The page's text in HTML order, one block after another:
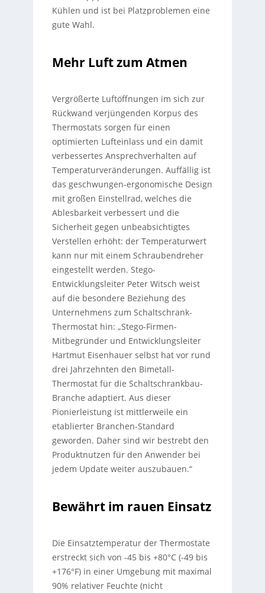
Kühlen und ist bei Platzproblemen eine
gute Wahl.
Mehr Luft zum Atmen
Vergrößerte Luftöffnungen im sich zur
Rückwand verjüngenden Korpus des
Thermostats sorgen für einen
optimierten Lufteinlass und ein damit
verbessertes Ansprechverhalten auf
Temperaturveränderungen. Auffällig ist
das geschwungen-ergonomische Design
mit großen Einstellrad, welches die
Ablesbarkeit verbessert und die
Sicherheit gegen unbeabsichtigtes
Verstellen erhöht: der Temperaturwert
kann nur mit einem Schraubendreher
eingestellt werden. Stego-
Entwicklungsleiter Peter Witsch weist
auf die besondere Beziehung des
Unternehmens zum Schaltschrank-
Thermostat hin: „Stego-Firmen-
Mitbegründer und Entwicklungsleiter
Hartmut Eisenhauer selbst hat vor rund
drei Jahrzehnten den Bimetall-
Thermostat für die Schaltschrankbau-
Branche adaptiert. Aus dieser
Pionierleistung ist mittlerweile ein
etablierter Branchen-Standard
geworden. Daher sind wir bestrebt den
Produktnutzen für den Anwender bei
jedem Update weiter auszubauen.“
Bewährt im rauen Einsatz
Die Einsatztemperatur der Thermostate
erstreckt sich von -45 bis +80°C (-49 bis
+176°F) in einer Umgebung mit maximal
90% relativer Feuchte (nicht